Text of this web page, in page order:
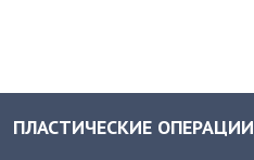
ПЛАСТИЧЕСКИЕ ОПЕРАЦИИ